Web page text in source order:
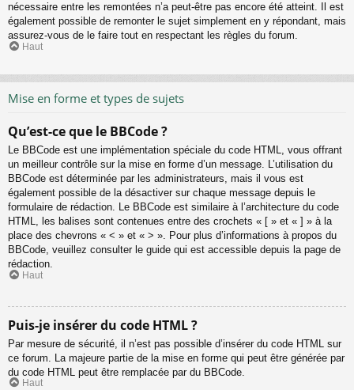
nécessaire entre les remontées n’a peut-être pas encore été atteint. Il est
également possible de remonter le sujet simplement en y répondant, mais
assurez-vous de le faire tout en respectant les règles du forum.
Haut
Mise en forme et types de sujets
Qu’est-ce que le BBCode ?
Le BBCode est une implémentation spéciale du code HTML, vous offrant
un meilleur contrôle sur la mise en forme d’un message. L’utilisation du
BBCode est déterminée par les administrateurs, mais il vous est
également possible de la désactiver sur chaque message depuis le
formulaire de rédaction. Le BBCode est similaire à l’architecture du code
HTML, les balises sont contenues entre des crochets « [ » et « ] » à la
place des chevrons « < » et « > ». Pour plus d’informations à propos du
BBCode, veuillez consulter le guide qui est accessible depuis la page de
rédaction.
Haut
Puis-je insérer du code HTML ?
Par mesure de sécurité, il n’est pas possible d’insérer du code HTML sur
ce forum. La majeure partie de la mise en forme qui peut être générée par
du code HTML peut être remplacée par du BBCode.
Haut